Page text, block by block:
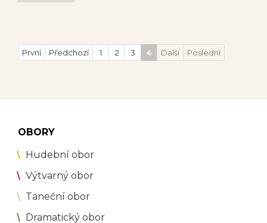
První Předchozí 1 2 3 4 Další Poslední
OBORY
Hudební obor
Výtvarný obor
Taneční obor
Dramatický obor